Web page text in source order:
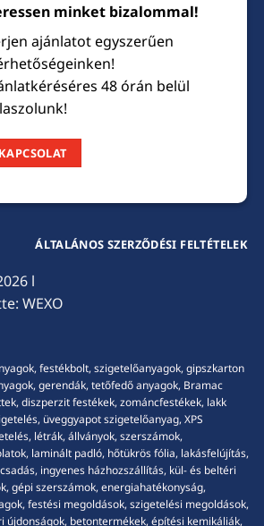
minket bizalommal!
ajánlatot egyszerűen
48 órán belül
KAPCSOLAT
l
WEXO
ÁLTALÁNOS SZERZŐDÉSI FELTÉTELEK
festékbolt, szigetelőanyagok, gipszkarton
gerendák, tetőfedő anyagok, Bramac
diszperzit festékek, zománcfestékek, lakk
üveggyapot szigetelőanyag, XPS
létrák, állványok, szerszámok,
laminált padló, hőtükrös fólia, lakásfelújítás,
ingyenes házhozszállítás, kül- és beltéri
gépi szerszámok, energiahatékonyság,
festési megoldások, szigetelési megoldások,
betontermékek, építési kemikáliák,